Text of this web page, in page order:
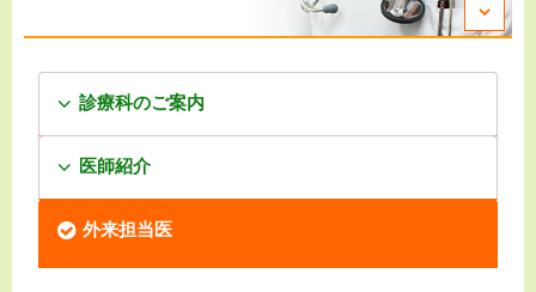
診療科のご案内
医師紹介
外来担当医